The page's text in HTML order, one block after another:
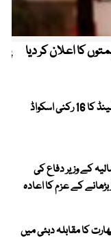
کا اعلان کر دیا
پاکستان کیخلاف ٹیسٹ سیریز ، انگلینڈ کا 16 رکنی اسکواڈ
کے وزیر دفاع کی
بڑھانے کے عزم کا اعادہ
اور بھارت کا مقابلہ دبئی میں